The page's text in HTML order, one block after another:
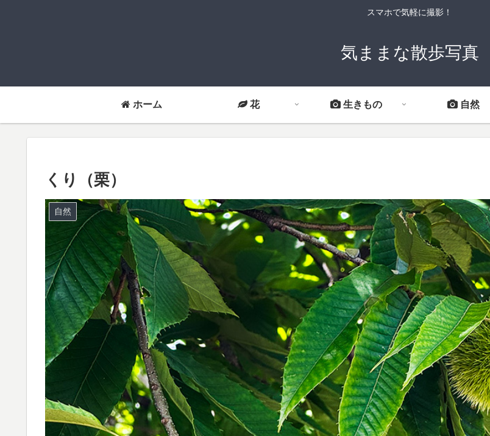
スマホで気軽に撮影！
気ままな散歩写真
ホーム 花 生きもの 自然
くり（栗）
自然